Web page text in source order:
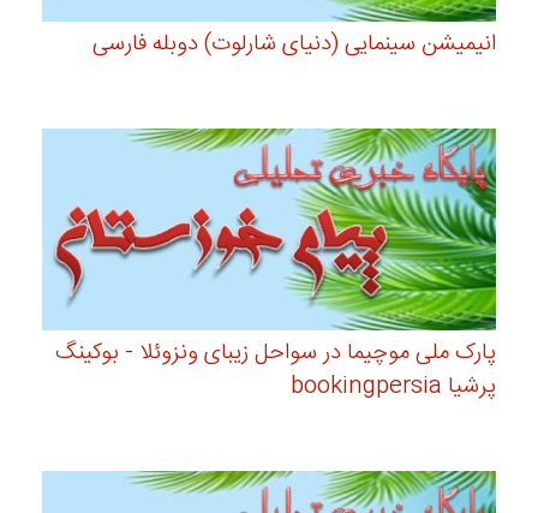
انیمیشن سینمایی (دنیای شارلوت) دوبله فارسی
پارک ملی موچیما در سواحل زیبای ونزوئلا - بوکینگ
پرشیا bookingpersia